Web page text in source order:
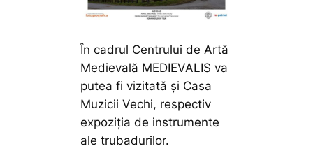
În cadrul Centrului de Artă
Medievală MEDIEVALIS va
putea fi vizitată și Casa
Muzicii Vechi, respectiv
expoziția de instrumente
ale trubadurilor.